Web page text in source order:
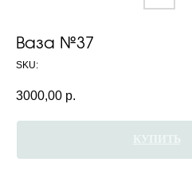
Ваза №37
SKU:
3000,00 р.
КУПИТЬ